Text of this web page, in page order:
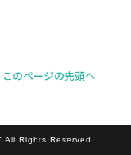
このページの先頭へ
All Rights Reserved.